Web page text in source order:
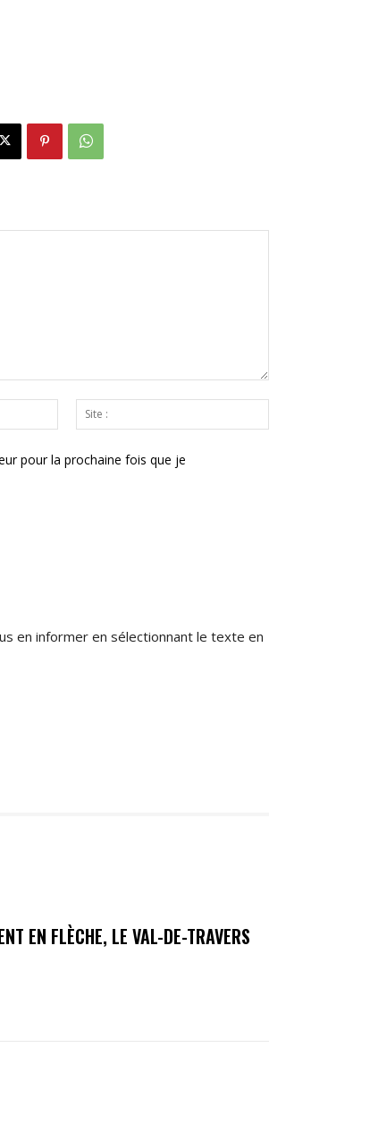
Email
:*
:
pour la prochaine fois que je
en informer en sélectionnant le texte en
EN FLÈCHE, LE VAL-DE-TRAVERS